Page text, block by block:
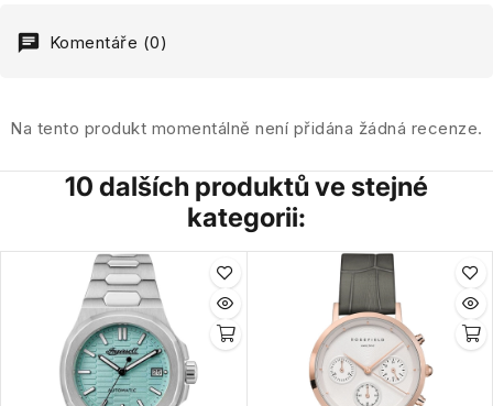
Komentáře (0)
Na tento produkt momentálně není přidána žádná recenze.
10 dalších produktů ve stejné
kategorii: